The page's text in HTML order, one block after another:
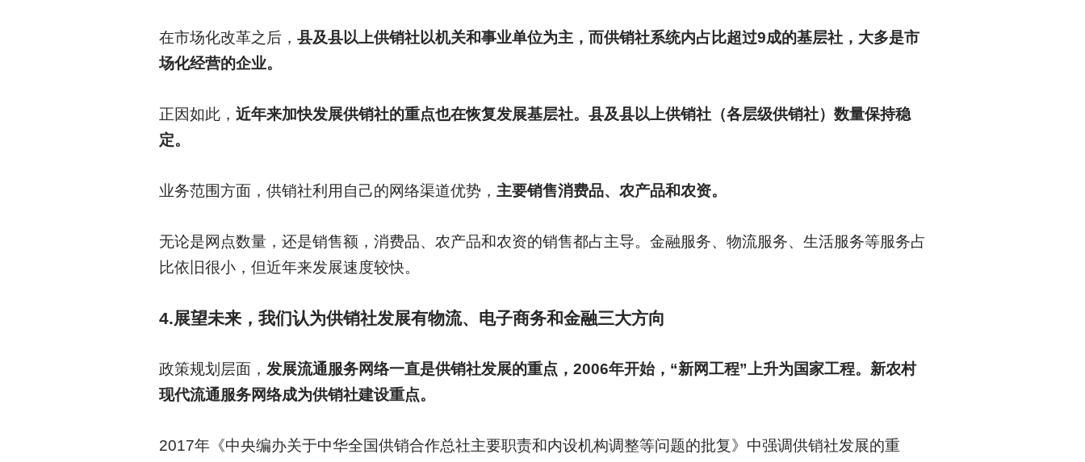
在市场化改革之后， 县及县以上供销社以机关和事业单位为主，而供销社系统内占比超过9成的基层社，大多是市
场化经营的企业。
正因如此， 近年来加快发展供销社的重点也在恢复发展基层社。县及县以上供销社（各层级供销社）数量保持稳
定。
业务范围方面，供销社利用自己的网络渠道优势， 主要销售消费品、农产品和农资。
无论是网点数量，还是销售额，消费品、农产品和农资的销售都占主导。金融服务、物流服务、生活服务等服务占
比依旧很小，但近年来发展速度较快。
4.展望未来，我们认为供销社发展有物流、电子商务和金融三大方向
政策规划层面， 发展流通服务网络一直是供销社发展的重点，2006年开始，“新网工程”上升为国家工程。新农村
现代流通服务网络成为供销社建设重点。
2017年《中央编办关于中华全国供销合作总社主要职责和内设机构调整等问题的批复》中强调供销社发展的重